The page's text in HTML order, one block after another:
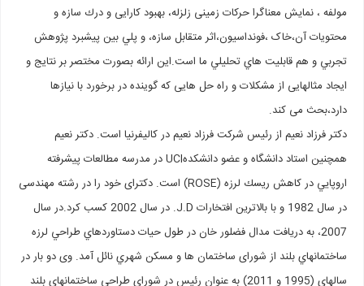
مولفه ، نمايش معناگرا حركات زمینی زلزله، بهبود کارایی و درك سازه و
محتویات آن،خاک ،فونداسیون،اثر متقابل سازه، و پلي بين پيشبرد پژوهش
تجربي و هم قابليت هاي تحليلي ما است.این ارائه بصورت مختصر بر نتایج و
ایجاد مثالهایی از مشکلات و راه حل هایی که گوینده در برخورد با نیازها
دارد،بحث می کند.
دکتر فرزاد نعیم از رئیس شرکت فرزاد نعیم در کالیفرنیا است. دکتر نعیم
همچنين استاد دانشگاه و عضو دانشكدهUCI در مدرسه مطالعات پيشرفته
اروپايي در كاهش ريسك لرزه (ROSE) است. دكترای خود را در رشته مهندسی
در سال 1982 و با بالاترين افتخارات J.D. در سال 2002 کسب کرد.در سال
2007، به دريافت مدال فضلور خان در طول حيات دستاوردهاي طراحي لرزه
ساختمانهاي بلند از شورای ساختمان ها و مسكن شهري نائل آمد. وى دو بار در
سالهای (1995 و 2011) به عنوان رئيس در شوراي طراحی ساختمانهاي بلند